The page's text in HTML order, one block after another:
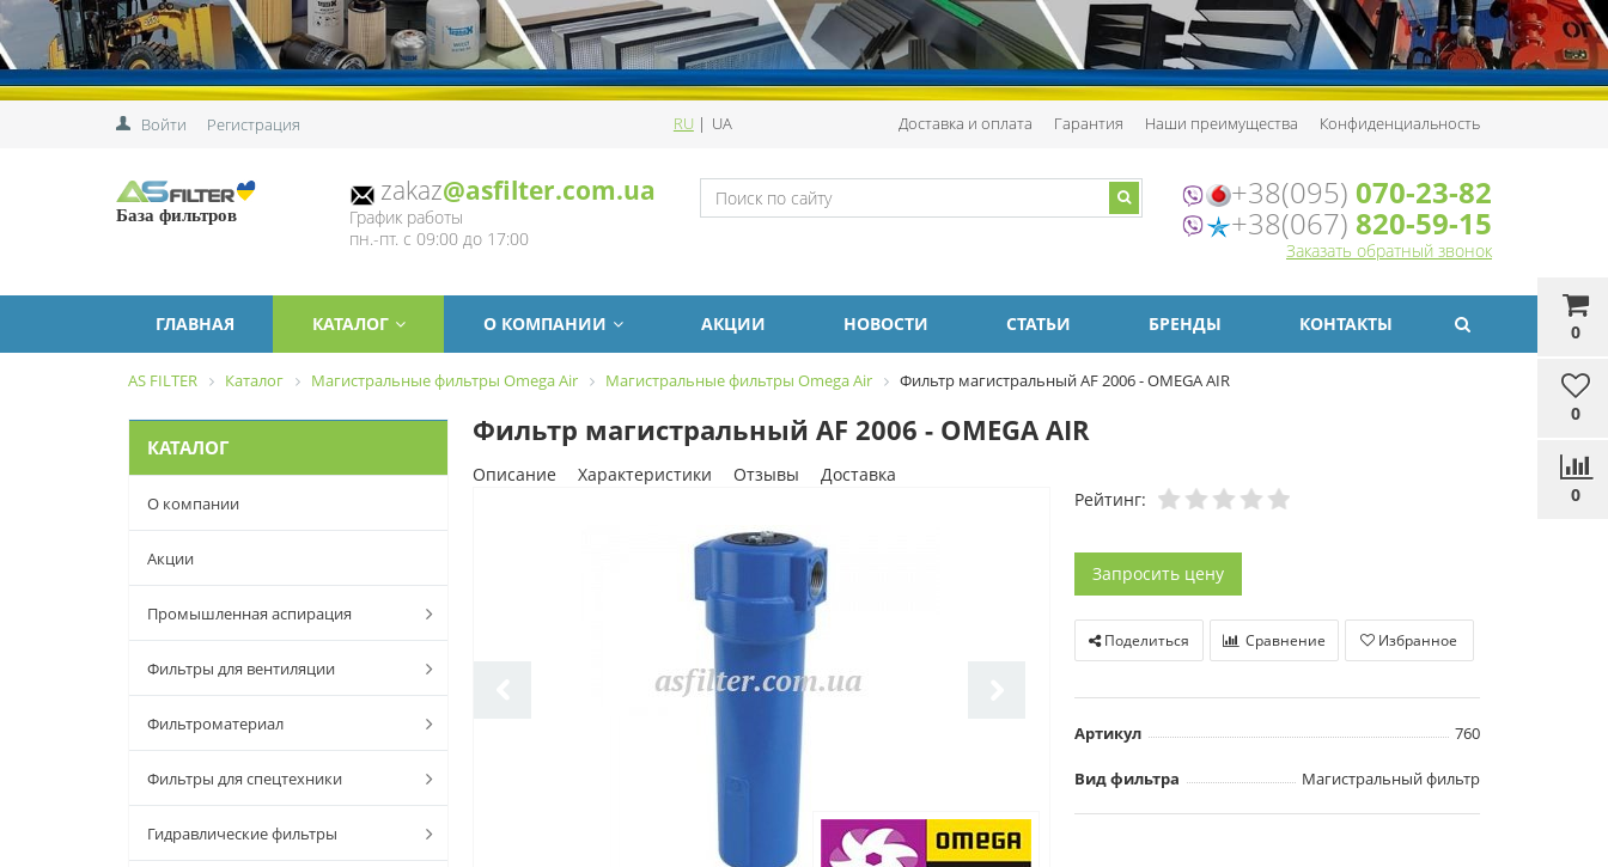
Войти Регистрация RU| UA Доставка и оплата Гарантия Наши преимущества Конфиденциальность
0
0
0
База фильтров
zakaz@asfilter.com.ua
График работы
пн.-пт. с 09:00 до 17:00
+38(095) 070-23-82
+38(067) 820-59-15
Заказать обратный звонок
ГЛАВНАЯ КАТАЛОГ О КОМПАНИИ АКЦИИ НОВОСТИ СТАТЬИ БРЕНДЫ КОНТАКТЫ
AS FILTER Каталог Магистральные фильтры Omega Air Магистральные фильтры Omega Air Фильтр магистральный AF 2006 - OMEGA AIR
КАТАЛОГ
О компании
Акции
Промышленная аспирация
Фильтры для вентиляции
Фильтроматериал
Фильтры для спецтехники
Гидравлические фильтры
Фильтр магистральный AF 2006 - OMEGA AIR
Описание Характеристики Отзывы
Доставка
Рейтинг:
Запросить цену
Поделиться Сравнение Избранное
Артикул 760
Вид фильтра Магистральный фильтр